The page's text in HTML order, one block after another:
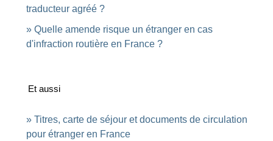
traducteur agréé ?
Quelle amende risque un étranger en cas
d'infraction routière en France ?
Et aussi
Titres, carte de séjour et documents de circulation
pour étranger en France